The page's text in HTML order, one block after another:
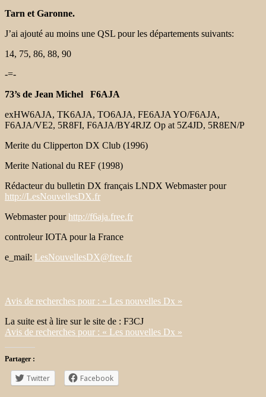
Tarn et Garonne.
J’ai ajouté au moins une QSL pour les départements suivants:
14, 75, 86, 88, 90
-=-
73’s de Jean Michel F6AJA
exHW6AJA, TK6AJA, TO6AJA, FE6AJA YO/F6AJA,
F6AJA/VE2, 5R8FI, F6AJA/BY4RJZ Op at 5Z4JD, 5R8EN/P
Merite du Clipperton DX Club (1996)
Merite National du REF (1998)
Rédacteur du bulletin DX français LNDX Webmaster pour
http://LesNouvellesDX.fr
Webmaster pourhttp://f6aja.free.fr
controleur IOTA pour la France
e_mail: LesNouvellesDX@free.fr
Avis de recherches pour : « Les nouvelles Dx »
La suite est à lire sur le site de : F3CJ
Avis de recherches pour : « Les nouvelles Dx »
Partager :
Twitter Facebook